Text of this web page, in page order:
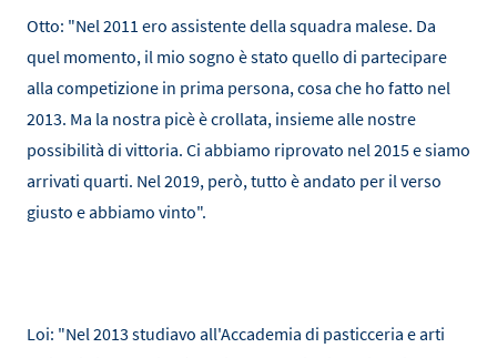
Otto: "Nel 2011 ero assistente della squadra malese. Da
quel momento, il mio sogno è stato quello di partecipare
alla competizione in prima persona, cosa che ho fatto nel
2013. Ma la nostra picè è crollata, insieme alle nostre
possibilità di vittoria. Ci abbiamo riprovato nel 2015 e siamo
arrivati quarti. Nel 2019, però, tutto è andato per il verso
giusto e abbiamo vinto".
Loi: "Nel 2013 studiavo all'Accademia di pasticceria e arti